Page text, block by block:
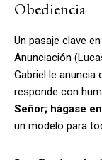
Obediencia
Un pasaje clave
Anunciación
Gabriel le anuncia
responde con
Señor; hágase
un modelo para